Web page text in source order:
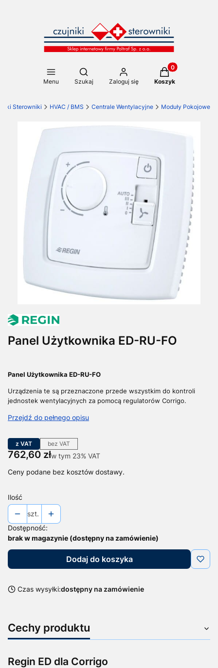
Menu
Otwórz wyszukiwarkę
Szukaj Zaloguj się
Produkty w
Koszyk
Sterowniki HVAC / BMS Centrale Wentylacyjne Moduły Pokojowe
Panel Użytkownika ED-RU-FO
Panel Użytkownika ED-RU-FO
Urządzenia te są przeznaczone przede wszystkim do kontroli
jednostek wentylacyjnych za pomocą regulatorów Corrigo.
Przejdź do pełnego opisu
z VAT bez VAT
Cena
762,60 złw tym 23% VAT
w tym 23% VAT
Ceny podane bez kosztów dostawy.
Ilość
szt.
Dostępność:
brak w magazynie (dostępny na zamówienie)
Dodaj do koszyka
Czas wysyłki:dostępny na zamówienie
Cechy produktu
Regin ED dla Corrigo